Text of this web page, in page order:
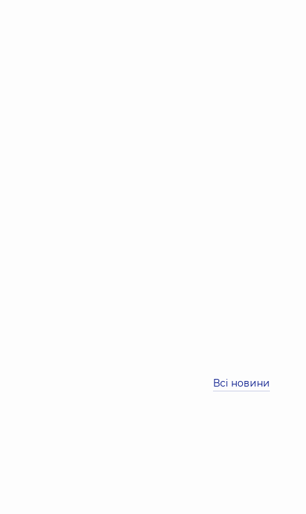
Всі новини